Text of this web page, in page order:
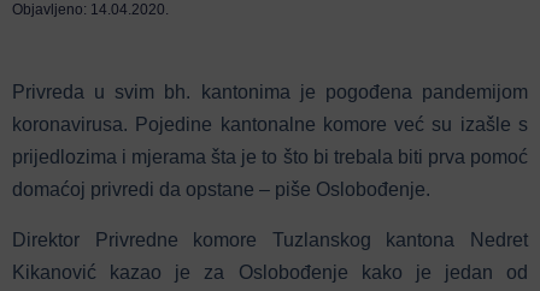
Objavljeno: 14.04.2020.
Privreda u svim bh. kantonima je pogođena pandemijom
koronavirusa. Pojedine kantonalne komore već su izašle s
prijedlozima i mjerama šta je to što bi trebala biti prva pomoć
domaćoj privredi da opstane – piše Oslobođenje.
Direktor Privredne komore Tuzlanskog kantona Nedret
Kikanović kazao je za Oslobođenje kako je jedan od